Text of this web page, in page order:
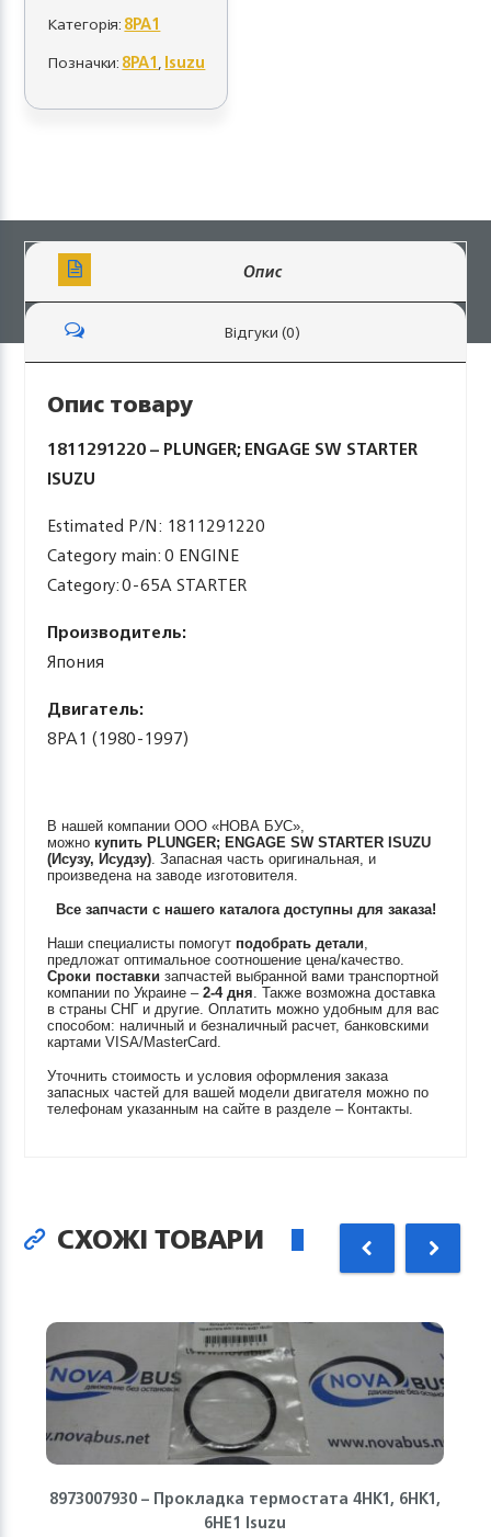
Категорія:8PA1
Позначки:8PA1,Isuzu
Опис
Відгуки (0)
Опис товару
1811291220 – PLUNGER; ENGAGE SW STARTER
ISUZU
Estimated P/N: 1811291220
Category main: 0 ENGINE
Category: 0-65A STARTER
Производитель:
Япония
Двигатель:
8PA1 (1980-1997)
В нашей компании ООО «НОВА БУС»,
можно купить PLUNGER; ENGAGE SW STARTER ISUZU
(Исузу, Исудзу). Запасная часть оригинальная, и
произведена на заводе изготовителя.
Все запчасти с нашего каталога доступны для заказа!
Наши специалисты помогут подобрать детали,
предложат оптимальное соотношение цена/качество.
Сроки поставки запчастей выбранной вами транспортной
компании по Украине –2-4 дня. Также возможна доставка
в страны СНГ и другие. Оплатить можно удобным для вас
способом: наличный и безналичный расчет, банковскими
картами VISA/MasterCard.
Уточнить стоимость и условия оформления заказа
запасных частей для вашей модели двигателя можно по
телефонам указанным на сайте в разделе – Контакты.
СХОЖІ ТОВАРИ
8973007930 – Прокладка термостата 4HK1, 6HK1,
6HE1 Isuzu